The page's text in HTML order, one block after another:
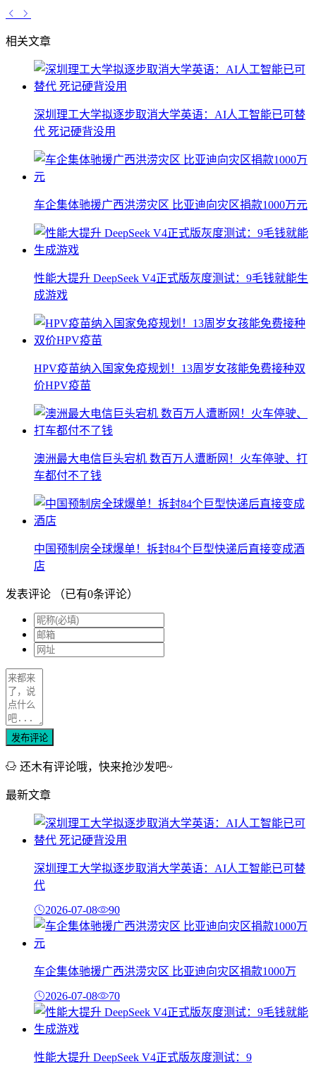
相关文章
深圳理工大学拟逐步取消大学英语：AI人工智能已可替
代 死记硬背没用
车企集体驰援广西洪涝灾区 比亚迪向灾区捐款1000万元
性能大提升 DeepSeek V4正式版灰度测试：9毛钱就能生
成游戏
HPV疫苗纳入国家免疫规划！13周岁女孩能免费接种双
价HPV疫苗
澳洲最大电信巨头宕机 数百万人遭断网！火车停驶、打
车都付不了钱
中国预制房全球爆单！拆封84个巨型快递后直接变成酒
店
发表评论 （已有0条评论）
发布评论
还木有评论哦，快来抢沙发吧~
最新文章
深圳理工大学拟逐步取消大学英语：AI人工智能已可替
代
2026-07-08 90
车企集体驰援广西洪涝灾区 比亚迪向灾区捐款1000万
2026-07-08 70
性能大提升 DeepSeek V4正式版灰度测试：9